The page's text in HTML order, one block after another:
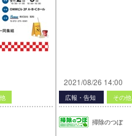
2021/08/26 14:00
広報・告知 その他
掃除のつぼ